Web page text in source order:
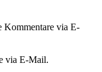
Kommentare via E-
via E-Mail.